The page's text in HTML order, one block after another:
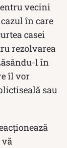
vecini
în care
casei
rezolvarea
l în
îl vor
sau